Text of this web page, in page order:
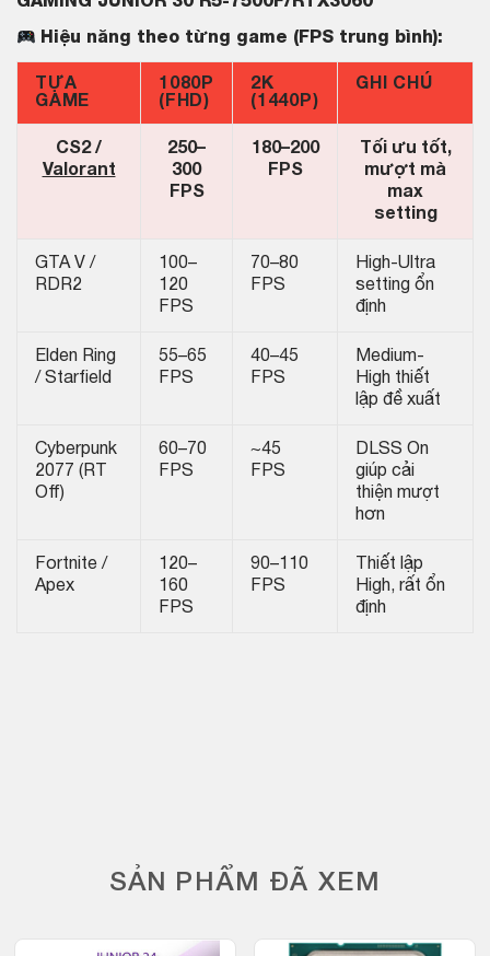
Hiệu năng theo từng game (FPS trung bình):
TỰA
GAME
1080P
(FHD)
2K
(1440P)
GHI CHÚ
CS2 /
Valorant
250–
300
FPS
180–200
FPS
Tối ưu tốt,
mượt mà
max
setting
GTA V /
RDR2
100–
120
FPS
70–80
FPS
High-Ultra
setting ổn
định
Elden Ring
/ Starfield
55–65
FPS
40–45
FPS
Medium-
High thiết
lập đề xuất
Cyberpunk
2077 (RT
Off)
60–70
FPS
~45
FPS
DLSS On
giúp cải
thiện mượt
hơn
Fortnite /
Apex
120–
160
FPS
90–110
FPS
Thiết lập
High, rất ổn
định
SẢN PHẨM ĐÃ XEM